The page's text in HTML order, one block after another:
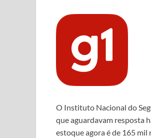
O Instituto Nacional do
que aguardavam resposta
estoque agora é de 165